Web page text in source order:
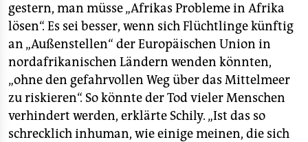
shop
fragen & hilfe
unterstützen
abo
genossenschaft
gestern, man müsse „Afrikas Probleme in Afrika
lösen“. Es sei besser, wenn sich Flüchtlinge künftig
an „Außenstellen“ der Europäischen Union in
nordafrikanischen Ländern wenden könnten,
„ohne den gefahrvollen Weg über das Mittelmeer
zu riskieren“. So könnte der Tod vieler Menschen
verhindert werden, erklärte Schily. „Ist das so
schrecklich inhuman, wie einige meinen, die sich